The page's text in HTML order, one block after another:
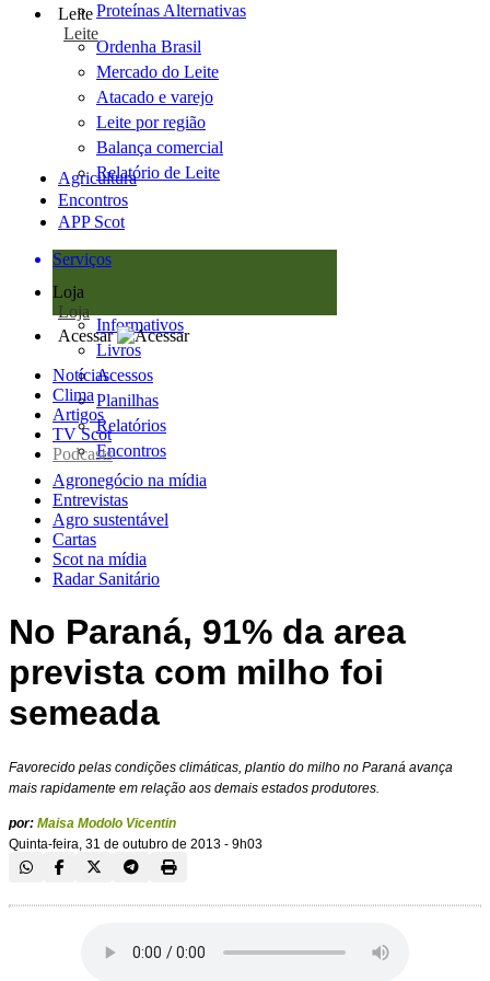
Proteínas Alternativas
Leite
Leite
Ordenha Brasil
Mercado do Leite
Atacado e varejo
Leite por região
Balança comercial
Relatório de Leite
Agricultura
Encontros
APP Scot
Serviços
Loja
Loja
Informativos
Livros
Acessos
Planilhas
Relatórios
Encontros
Acessar
Notícias
Clima
Artigos
TV Scot
Podcasts
Agronegócio na mídia
Entrevistas
Agro sustentável
Cartas
Scot na mídia
Radar Sanitário
No Paraná, 91% da area
prevista com milho foi
semeada
Favorecido pelas condições climáticas, plantio do milho no Paraná avança
mais rapidamente em relação aos demais estados produtores.
por: Maisa Modolo Vicentin
Quinta-feira, 31 de outubro de 2013 - 9h03